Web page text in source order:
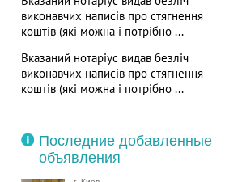
виконавчих написів про стягнення
коштів (які можна і потрібно ...
Вказаний нотаріус видав безліч
виконавчих написів про стягнення
коштів (які можна і потрібно ...
Последние добавленные
объявления